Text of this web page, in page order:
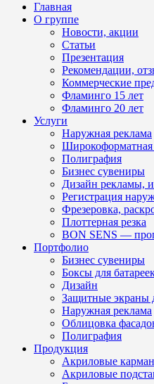
Главная
О группе
Новости, акции
Статьи
Презентация
Рекомендации,
Коммерческие
Фламинго 15 лет
Фламинго 20 лет
Услуги
Наружная реклама
Широкоформатная
Полиграфия
Бизнес сувениры
Дизайн рекламы,
Регистрация
Фрезеровка,
Плоттерная резка
BON SENS —
Портфолио
Бизнес сувениры
Боксы для
Дизайн
Защитные экраны
Наружная реклама
Облицовка
Полиграфия
Продукция
Акриловые
Акриловые